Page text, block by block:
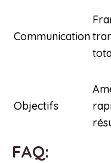
Communication
Objectifs
FAQ: